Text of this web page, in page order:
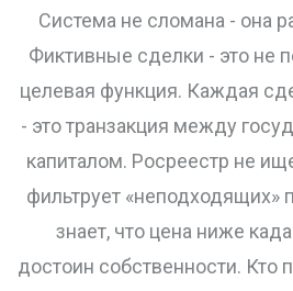
Система не сломана - она
Фиктивные сделки - это не
целевая функция. Каждая
- это транзакция между
капиталом. Росреестр не
фильтрует «неподходящих»
знает, что цена ниже
достоин собственности. Кто